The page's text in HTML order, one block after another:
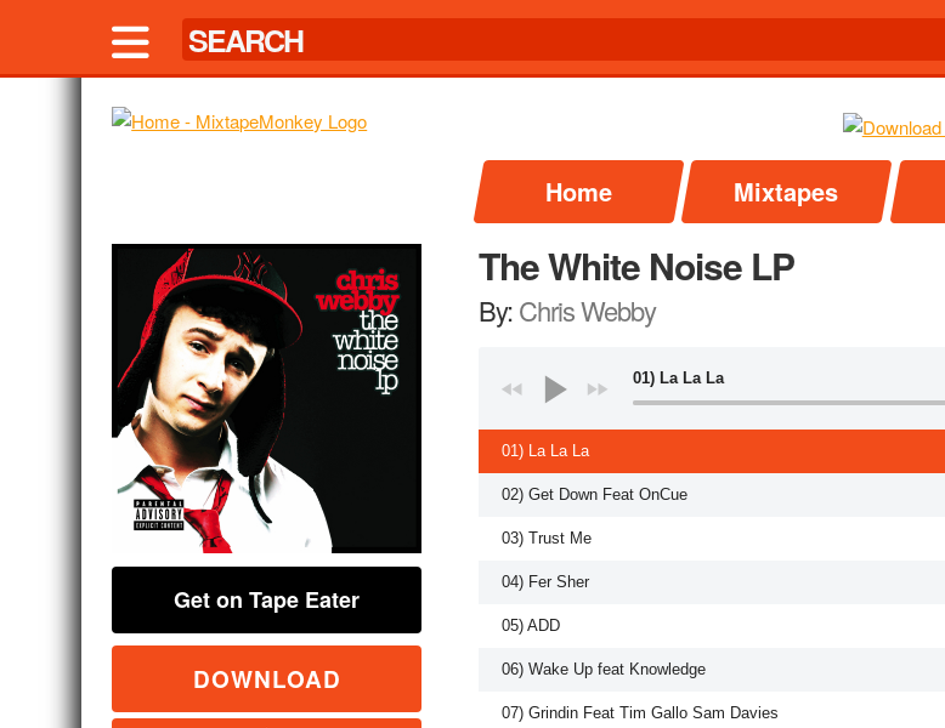
Home Mixtapes
Get on Tape Eater
DOWNLOAD
The White Noise LP
By:Chris Webby
01) La La La
01) La La La
02) Get Down Feat OnCue
03) Trust Me
04) Fer Sher
05) ADD
06) Wake Up feat Knowledge
07) Grindin Feat Tim Gallo Sam Davies